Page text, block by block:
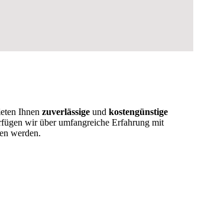
Ihnen zuverlässige und kostengünstige
wir über umfangreiche Erfahrung mit
werden.